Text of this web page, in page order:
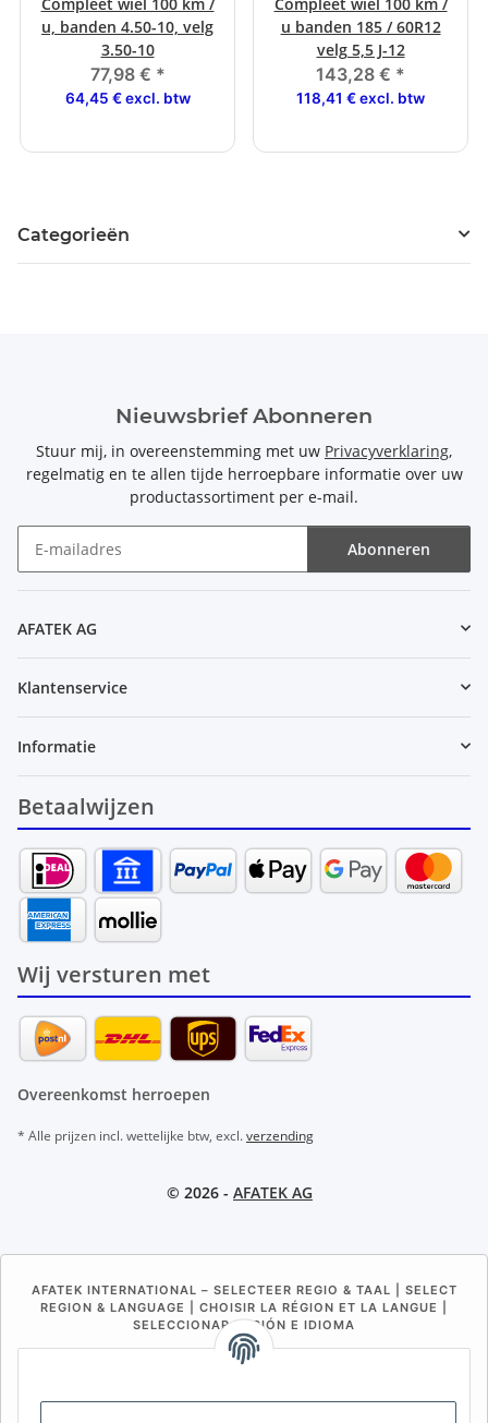
u, banden 4.50-10, velg
3.50-10
77,98 € *
64,45 € excl. btw
u banden 185 / 60R12
velg 5,5 J-12
143,28 € *
118,41 € excl. btw
Categorieën
Nieuwsbrief Abonneren
Stuur mij, in overeenstemming met uw Privacyverklaring,
regelmatig en te allen tijde herroepbare informatie over uw
productassortiment per e-mail.
Abonneren
AFATEK AG
Klantenservice
Informatie
Betaalwijzen
Wij versturen met
Overeenkomst herroepen
* Alle prijzen incl. wettelijke btw, excl.verzending
© 2026 - AFATEK AG
AFATEK INTERNATIONAL – SELECTEER REGIO & TAAL | SELECT
REGION & LANGUAGE | CHOISIR LA RÉGION ET LA LANGUE |
SELECCIONAR REGIÓN E IDIOMA
CH (IT) BE (NL) BE (FR) NL